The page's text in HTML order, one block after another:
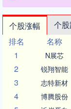
个股涨幅 个
排名
名称
1
N展芯
2 锐翔智能
3 志特新材
4 博腾股份